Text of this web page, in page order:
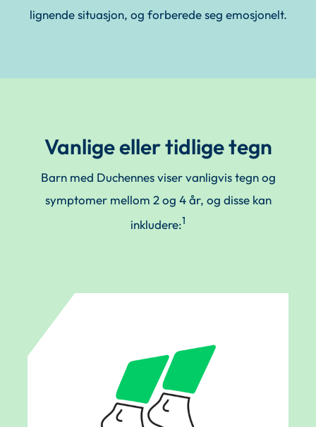
lignende situasjon, og forberede seg emosjonelt.
Vanlige eller tidlige tegn
Barn med Duchennes viser vanligvis tegn og
symptomer mellom 2 og 4 år, og disse kan
inkludere:1